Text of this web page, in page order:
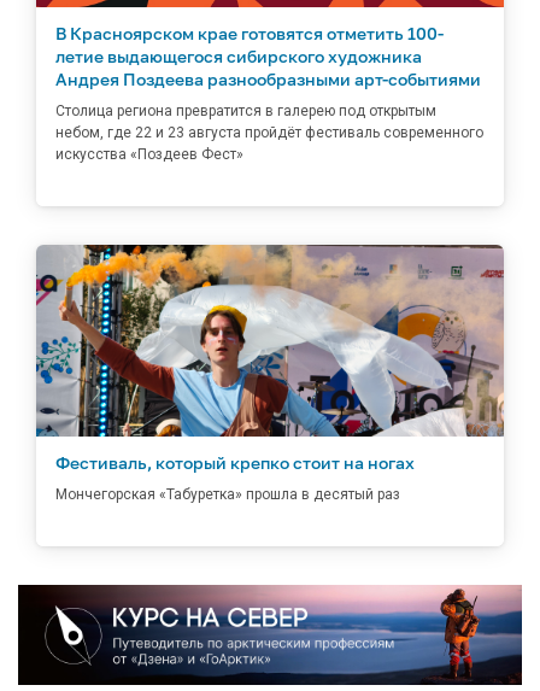
В Красноярском крае готовятся отметить 100-
летие выдающегося сибирского художника
Андрея Поздеева разнообразными арт-событиями
Столица региона превратится в галерею под открытым
небом, где 22 и 23 августа пройдёт фестиваль современного
искусства «Поздеев Фест»
Фестиваль, который крепко стоит на ногах
Мончегорская «Табуретка» прошла в десятый раз